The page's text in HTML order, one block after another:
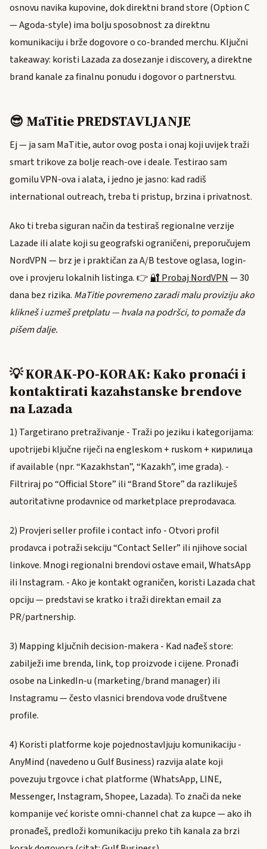
osnovu navika kupovine, dok direktni brand store (Option C
— Agoda-style) ima bolju sposobnost za direktnu
komunikaciju i brže dogovore o co-branded merchu. Ključni
takeaway: koristi Lazada za dosezanje i discovery, a direktne
brand kanale za finalnu ponudu i dogovor o partnerstvu.
😎 MaTitie PREDSTAVLJANJE
Ej — ja sam MaTitie, autor ovog posta i onaj koji uvijek traži
smart trikove za bolje reach-ove i dea­le. Testirao sam
gomilu VPN-ova i alata, i jedno je jasno: kad radiš
international outreach, treba ti pristup, brzina i privatnost.
Ako ti treba siguran način da testiraš regionalne verzije
Lazade ili alate koji su geografski ograničeni, preporučujem
NordVPN — brz je i praktičan za A/B testove oglasa, login-
ove i provjeru lokalnih listinga. 👉 🔐 Probaj NordVPN — 30
dana bez rizika. MaTitie povremeno zaradi malu proviziju ako
klikneš i uzmeš pretplatu — hvala na podršci, to pomaže da
pišem dalje.
💡 KORAK-PO-KORAK: Kako pronaći i
kontaktirati kazahstanske brendove
na Lazada
1) Targetirano pretraživanje - Traži po jeziku i kategorijama:
upotrijebi ključne riječi na engleskom + ruskom + кирилица
if available (npr. “Kazakhstan”, “Kazakh”, ime grada). -
Filtriraj po “Official Store” ili “Brand Store” da razlikuješ
autoritativne prodavnice od marketplace preprodavaca.
2) Provjeri seller profile i contact info - Otvori profil
prodavca i potraži sekciju “Contact Seller” ili njihove social
linkove. Mnogi regionalni brendovi ostave email, WhatsApp
ili Instagram. - Ako je kontakt ograničen, koristi Lazada chat
opciju — predstavi se kratko i traži direktan email za
PR/partnership.
3) Mapping ključnih decision-makera - Kad nađeš store:
zabilježi ime brenda, link, top proizvode i cijene. Pronađi
osobe na LinkedIn-u (marketing/brand manager) ili
Instagramu — često vlasnici brendova vode društvene
profile.
4) Koristi platforme koje pojednostavljuju komunikaciju -
AnyMind (navedeno u Gulf Business) razvija alate koji
povezuju trgovce i chat platforme (WhatsApp, LINE,
Messenger, Instagram, Shopee, Lazada). To znači da neke
kompanije već koriste omni-channel chat za kupce — ako ih
pronađeš, predloži komunikaciju preko tih kanala za brzi